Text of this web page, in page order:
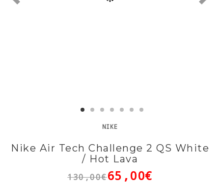
NIKE
Nike Air Tech Challenge 2 QS White
/ Hot Lava
130,00€65,00€